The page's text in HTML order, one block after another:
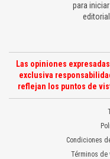
para
Las opiniones
exclusiva
reflejan los puntos de
Condiciones
Términos de